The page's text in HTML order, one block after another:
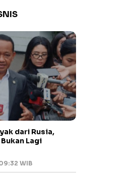
dari Rusia,
Lagi
WIB